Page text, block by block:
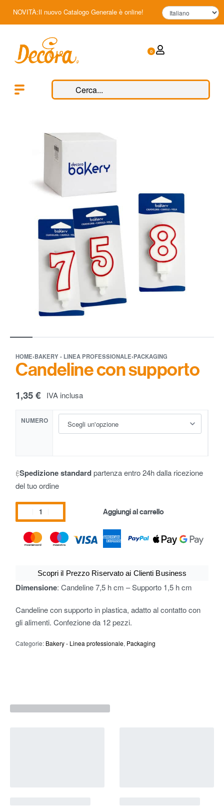
NOVITÀ:Il nuovo Catalogo Generale è online!
0
HOME›BAKERY - LINEA PROFESSIONALE›PACKAGING
Candeline con supporto
1,35€ IVA inclusa
NUMERO
Spedizione standardpartenza entro 24h dalla ricezione
del tuo ordine
Aggiungi al carrello
Scopri il Prezzo Riservato ai Clienti Business
Dimensione: Candeline 7,5 h cm – Supporto 1,5 h cm
Candeline con supporto in plastica, adatto al contatto con
gli alimenti. Confezione da 12 pezzi.
Categorie: Bakery - Linea professionale, Packaging